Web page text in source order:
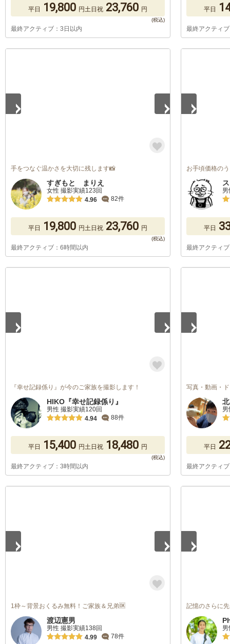
平日 19,800 円土日祝 23,760 円
最終アクティブ：3日以内
平日
最終アクティ
手をつなぐ温かさを大切に残します📸
すぎもと まりえ
女性 撮影実績123回
4.96
82件
平日 19,800 円土日祝 23,760 円
最終アクティブ：6時間以内
お手頃価格の
平日
最終アクティ
『幸せ記録係り』が今のご家族を撮影します！
HIKO『幸せ記録係り』
男性 撮影実績120回
4.94
88件
平日 15,400 円土日祝 18,480 円
最終アクティブ：3時間以内
写真・動画・
平日
最終アクティ
1枠～背景おくるみ無料！ご家族＆兄弟🆗
渡辺憲男
男性 撮影実績138回
4.99
78件
記憶のさらに